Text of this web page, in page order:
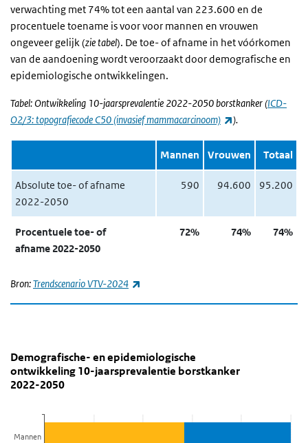
verwachting met 74% tot een aantal van 223.600 en de
procentuele toename is voor voor mannen en vrouwen
ongeveer gelijk (zie tabel). De toe- of afname in het vóórkomen
van de aandoening wordt veroorzaakt door demografische en
epidemiologische ontwikkelingen.
Tabel: Ontwikkeling 10-jaarsprevalentie 2022-2050 borstkanker (ICD-
O2/3: topografiecode C50 (invasief mammacarcinoom)
(externe link)
).
Mannen Vrouwen Totaal
Absolute toe- of afname
2022-2050
590 94.600 95.200
Procentuele toe- of
afname 2022-2050
72% 74% 74%
Bron:Trendscenario VTV-2024
Demografische- en epidemiologische
Sla de grafiek 'Demografische- en epidemiologische
Demografische- en epidemiologische
Staaf grafiek met 4 reeksen.
De grafiek heeft 1 X-as die categories weergeeft.
Demografische- en epidemiologische
ontwikkeling 10-jaarsprevalentie borstkanker
2022-2050
Mannen